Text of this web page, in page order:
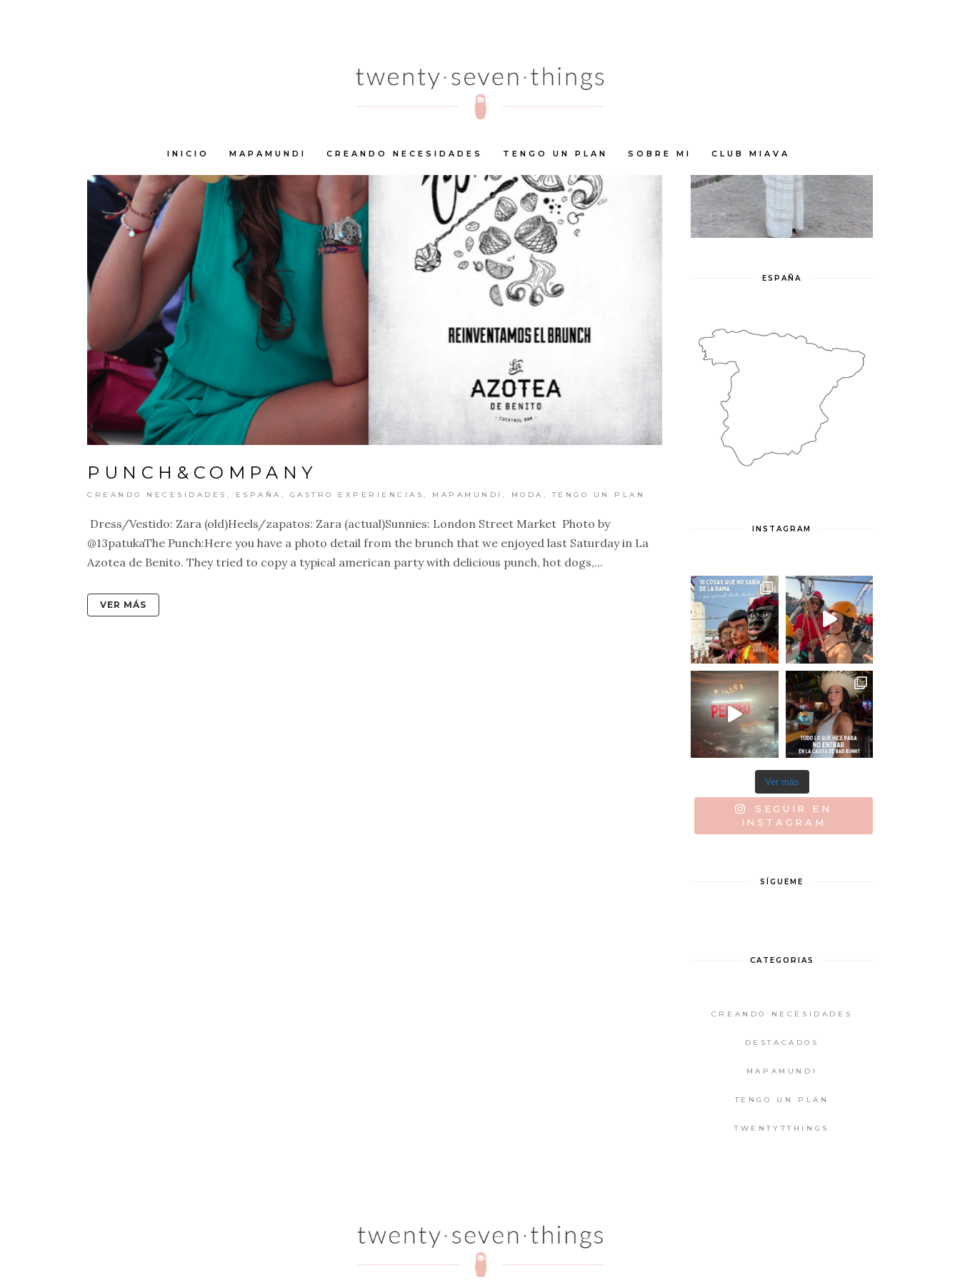
INICIO MAPAMUNDI CREANDO NECESIDADES TENGO UN PLAN SOBRE MI CLUB MIAVA
PUNCH&COMPANY
CREANDO NECESIDADES ESPAÑA GASTRO EXPERIENCIAS MAPAMUNDI MODA ,TENGO UN PLAN
Dress/Vestido: Zara (old)Heels/zapatos: Zara (actual)Sunnies: London Street Market Photo by
@13patukaThe Punch:Here you have a photo detail from the brunch that we enjoyed last Saturday in La
Azotea de Benito. They tried to copy a typical american party with delicious punch, hot dogs,...
VER MÁS
ESPAÑA
INSTAGRAM
Ver más
SEGUIR EN
INSTAGRAM
SÍGUEME
CATEGORIAS
CREANDO NECESIDADES
DESTACADOS
MAPAMUNDI
TENGO UN PLAN
TWENTY7THINGS